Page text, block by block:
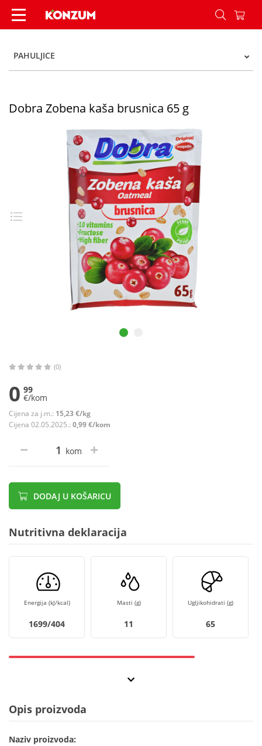
Dobra Zobena kaša brusnica 65 g - Konzum
PAHULJICE
Dobra Zobena kaša brusnica 65 g
(0)
0 99
€/kom
Cijena za j.m.: 15,23 €/kg
Cijena 02.05.2025.: 0,99 €/kom
kom
DODAJ U KOŠARICU
Nutritivna deklaracija
Energija (kJ/kcal)
1699/404
Masti (g)
11
Ugljikohidrati (g)
65
Opis proizvoda
Naziv proizvoda: